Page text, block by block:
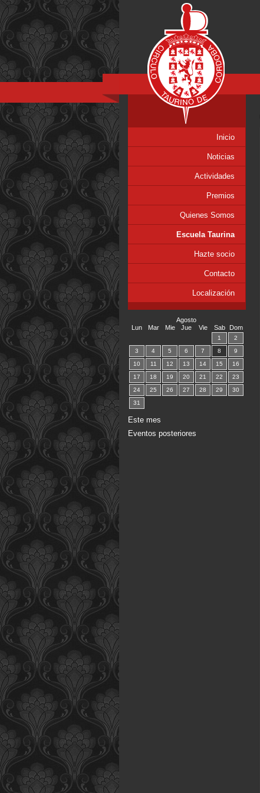
Inicio
Noticias
Actividades
Premios
Quienes Somos
Escuela Taurina
Hazte socio
Contacto
Localización
Agosto
Lun
Mar Mie Jue Vie Sab Dom
1
2
3
4 5 6 7 8
9
10
11 12 13 14 15
16
17
18 19 20 21 22
23
24
25 26 27 28 29
30
31
Este mes
Eventos posteriores